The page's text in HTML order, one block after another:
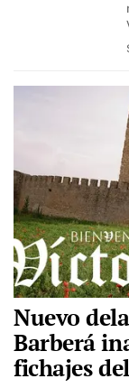
Nuevo
Barberá
fichajes